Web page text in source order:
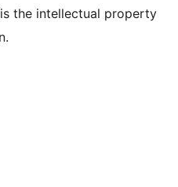
the intellectual property